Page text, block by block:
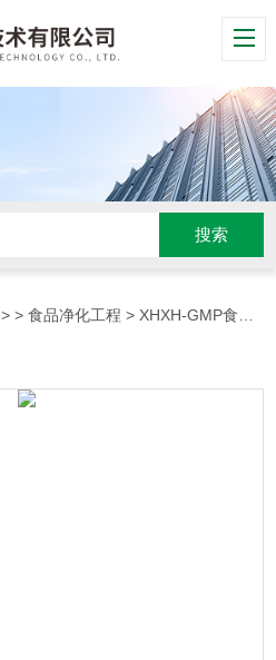
> >食品净化工程 > XHXH-GMP食品包装净化